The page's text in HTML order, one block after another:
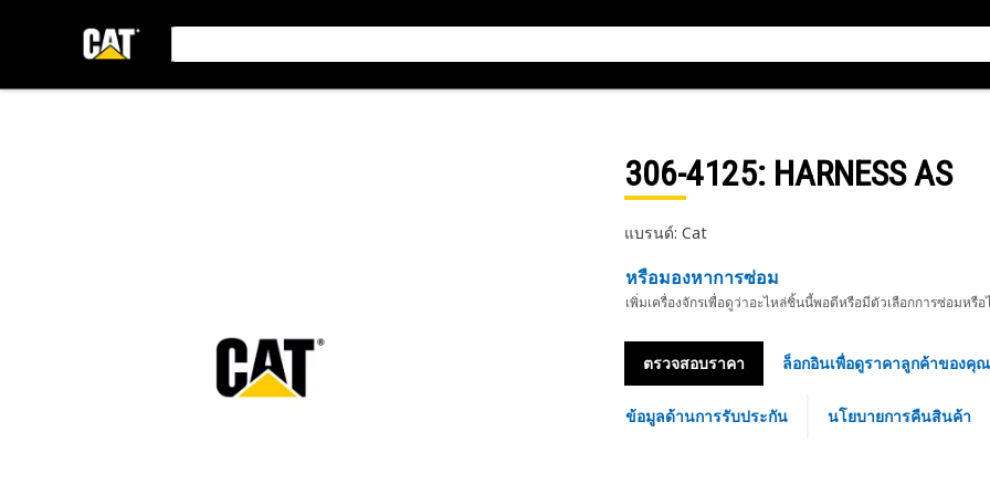
306-4125: HARNESS AS
แบรนด์: Cat
หรือมองหาการซ่อม
เพิ่มเครื่องจักรเพื่อดูว่าอะไหล่ชิ้นนี้พอดีหรือมีตัวเลือกการซ่อมหรือ
ตรวจสอบราคา ล็อกอินเพื่อดูราคาลูกค้าของคุณ
ข้อมูลด้านการรับประกัน นโยบายการคืนสินค้า